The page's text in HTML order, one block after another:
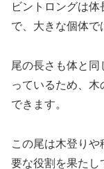
ビントロングは
で、大きな個体で
尾の長さも体と
っているため、
できます。
この尾は木登り
要な役割を果たし